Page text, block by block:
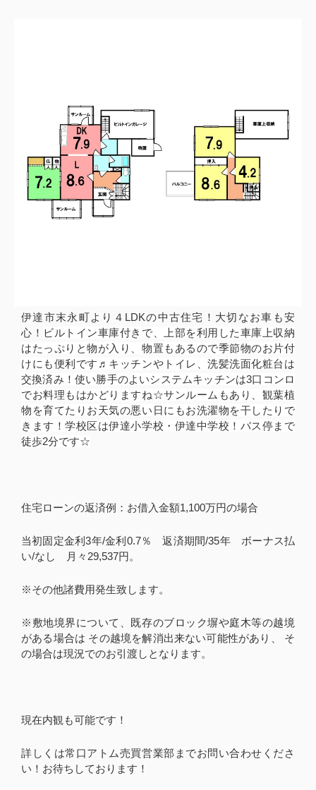
伊達市末永町より４LDKの中古住宅！大切なお車も安
心！ ビルトイン車庫付きで、上部を利用した車庫上収納
はたっぷりと物が入り、物置もあるので季節物のお片付
けにも便利です♬キッチンやトイレ、洗髪洗面化粧台は
交換済み！使い勝手のよいシステムキッチンは3口コンロ
でお料理もはかどりますね☆サンルームもあり、観葉植
物を育てたりお天気の悪い日にもお洗濯物を干したりで
きます！学校区は伊達小学校・伊達中学校！バス停まで
徒歩2分です☆
住宅ローンの返済例：お借入金額1,100万円の場合
当初固定金利3年/金利0.7％ 返済期間/35年 ボーナス払
い/なし 月々29,537円。
※その他諸費用発生致します。
※敷地境界について、既存のブロック塀や庭木等の越境
がある場合は その越境を解消出来ない可能性があり、 そ
の場合は現況でのお引渡しとなります。
現在内観も可能です！
詳しくは常口アトム売買営業部までお問い合わせくださ
い！お待ちしております！